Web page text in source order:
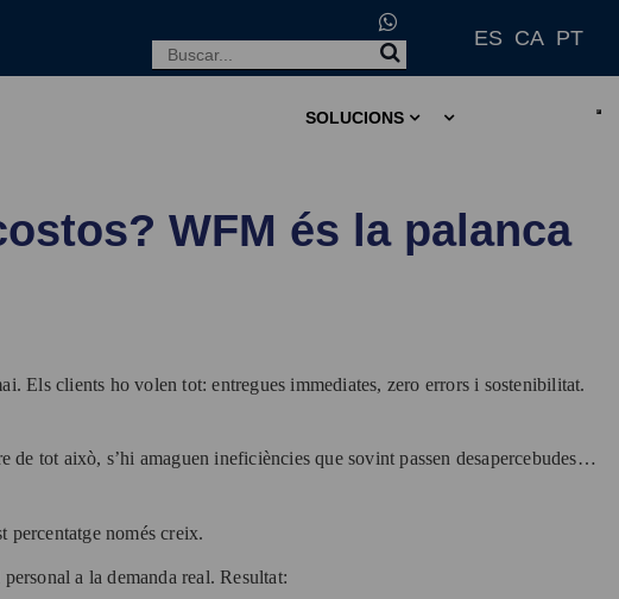
ES CA PT
SOLUCIONS
WFM és la palanca
Els clients ho volen tot: entregues immediates, zero errors i sostenibilitat.
tot això, s’hi amaguen ineficiències que sovint passen desapercebudes…
percentatge només creix.
a la demanda real. Resultat: